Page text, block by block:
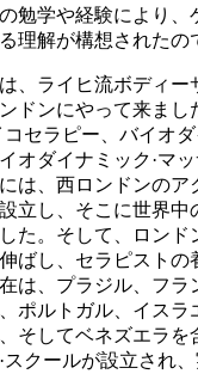
勉学や経験により、
理解が構想されたの
、ライヒ流ボディ
ドンにやって来まし
コセラピー、バイオ
オダイナミック·マ
は、西ロンドンのア
立し、そこに世界中
た。そして、ロンド
ばし、セラピスト
は、プラジル、フラ
ポルトガル、イスラ
そしてベネズエラを
クールが設立され、